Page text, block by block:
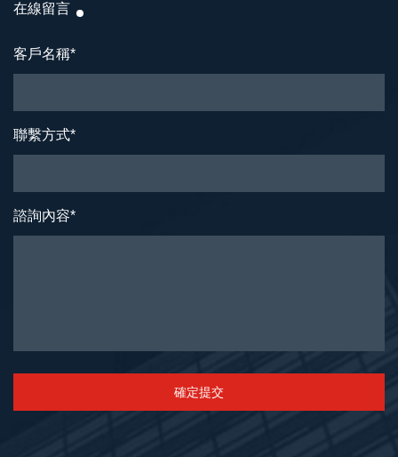
在線留言
客戶名稱*
聯繫方式*
諮詢內容*
確定提交